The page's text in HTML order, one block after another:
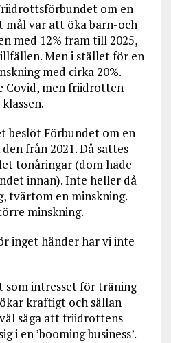
om en
mål var att öka barn-och
med 12% fram till 2025,
Men i stället för en
med cirka 20%.
Covid, men friidrotten
beslöt Förbundet om en
från 2021. Då sattes
tonåringar (dom hade
innan). Inte heller då
tvärtom en minskning.
minskning.
inget händer har vi inte
som intresset för träning
kraftigt och sällan
säga att friidrottens
i en ’booming business’.